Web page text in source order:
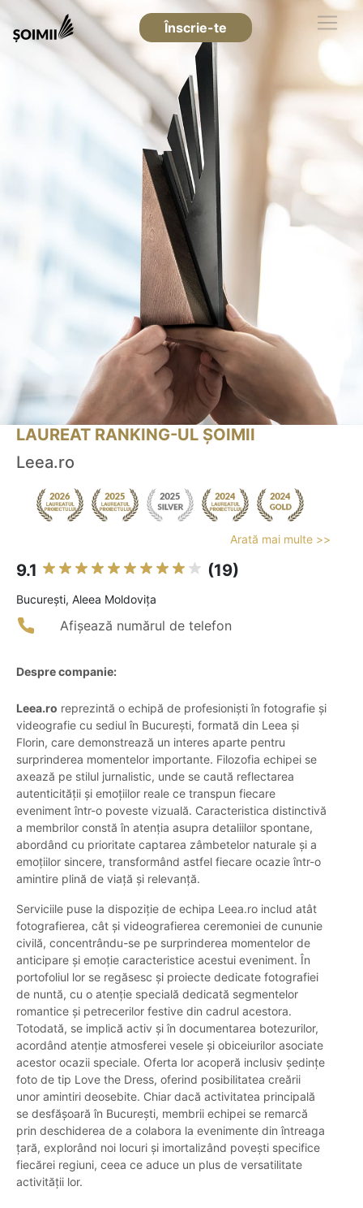
Înscrie-te
LAUREAT RANKING-UL ȘOIMII
Leea.ro
Arată mai multe >>
9.1 (19)
Bucureşti, Aleea Moldoviţa
Afișează numărul de telefon
Despre companie:
Leea.ro reprezintă o echipă de profesioniști în fotografie și
videografie cu sediul în București, formată din Leea și
Florin, care demonstrează un interes aparte pentru
surprinderea momentelor importante. Filozofia echipei se
axează pe stilul jurnalistic, unde se caută reflectarea
autenticității și emoțiilor reale ce transpun fiecare
eveniment într-o poveste vizuală. Caracteristica distinctivă
a membrilor constă în atenția asupra detaliilor spontane,
abordând cu prioritate captarea zâmbetelor naturale și a
emoțiilor sincere, transformând astfel fiecare ocazie într-o
amintire plină de viață și relevanță.
Serviciile puse la dispoziție de echipa Leea.ro includ atât
fotografierea, cât și videografierea ceremoniei de cununie
civilă, concentrându-se pe surprinderea momentelor de
anticipare și emoție caracteristice acestui eveniment. În
portofoliul lor se regăsesc și proiecte dedicate fotografiei
de nuntă, cu o atenție specială dedicată segmentelor
romantice și petrecerilor festive din cadrul acestora.
Totodată, se implică activ și în documentarea botezurilor,
acordând atenție atmosferei vesele și obiceiurilor asociate
acestor ocazii speciale. Oferta lor acoperă inclusiv ședințe
foto de tip Love the Dress, oferind posibilitatea creării
unor amintiri deosebite. Chiar dacă activitatea principală
se desfășoară în București, membrii echipei se remarcă
prin deschiderea de a colabora la evenimente din întreaga
țară, explorând noi locuri și imortalizând povești specifice
fiecărei regiuni, ceea ce aduce un plus de versatilitate
activității lor.